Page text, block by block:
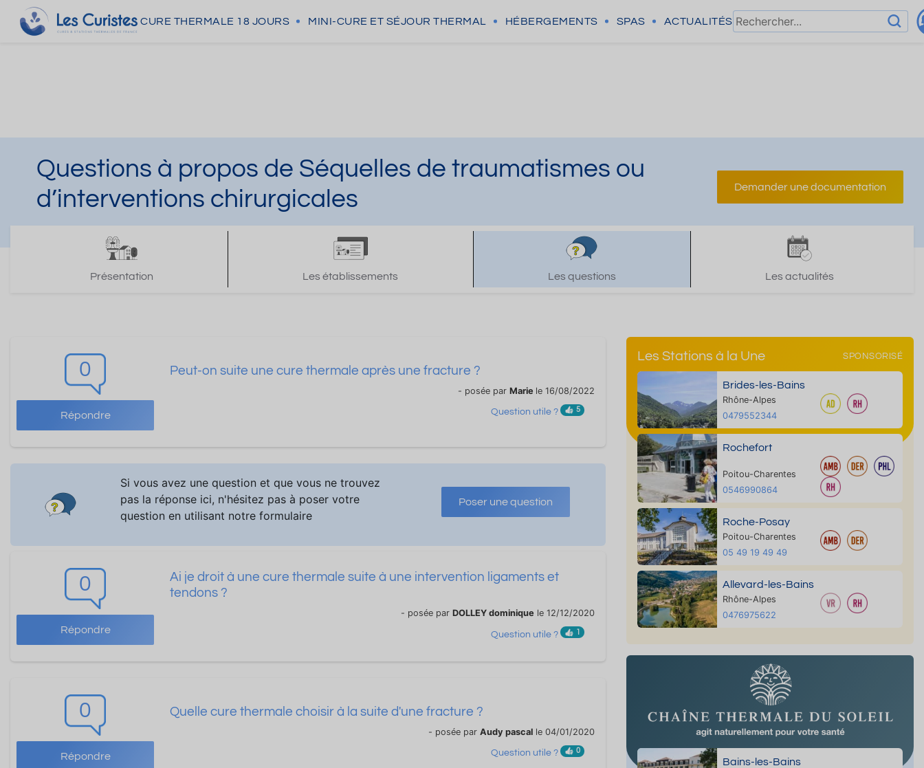
CURE THERMALE 18 JOURS MINI-CURE ET SÉJOUR THERMAL HÉBERGEMENTS SPAS ACTUALITÉS
Questions à propos de Séquelles de traumatismes ou
d’interventions chirurgicales
Demander une documentation
Présentation Les établissements Les questions Les actualités
0
Répondre
Peut-on suite une cure thermale après une fracture ?
- posée par Marie le 16/08/2022
Question utile ? 5
Si vous avez une question et que vous ne trouvez
pas la réponse ici, n'hésitez pas à poser votre
question en utilisant notre formulaire
Poser une question
0
Répondre
Ai je droit à une cure thermale suite à une intervention ligaments et
tendons ?
- posée par DOLLEY dominique le 12/12/2020
Question utile ? 1
0
Répondre
Quelle cure thermale choisir à la suite d'une fracture ?
- posée par Audy pascal le 04/01/2020
Question utile ? 0
Les Stations à la Une SPONSORISÉ
Brides-les-Bains
Rhône-Alpes
0479552344
Rochefort
Poitou-Charentes
0546990864
Roche-Posay
Poitou-Charentes
05 49 19 49 49
Allevard-les-Bains
Rhône-Alpes
0476975622
Bains-les-Bains